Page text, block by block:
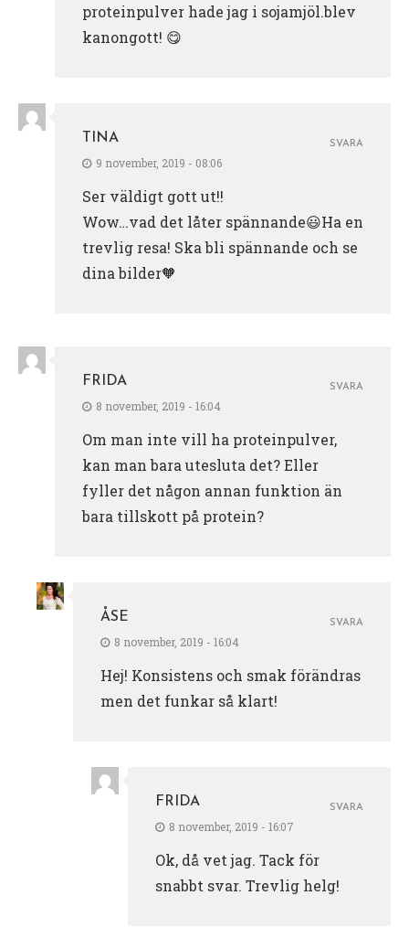
proteinpulver hade jag i sojamjöl.blev
kanongott! 😋
TINA
9 november, 2019 - 08:06
Ser väldigt gott ut!!
Wow…vad det låter spännande😃Ha en
trevlig resa! Ska bli spännande och se
dina bilder🧡
SVARA
FRIDA
8 november, 2019 - 16:04
Om man inte vill ha proteinpulver,
kan man bara utesluta det? Eller
fyller det någon annan funktion än
bara tillskott på protein?
SVARA
ÅSE
8 november, 2019 - 16:04
Hej! Konsistens och smak förändras
men det funkar så klart!
SVARA
FRIDA
8 november, 2019 - 16:07
Ok, då vet jag. Tack för
snabbt svar. Trevlig helg!
SVARA